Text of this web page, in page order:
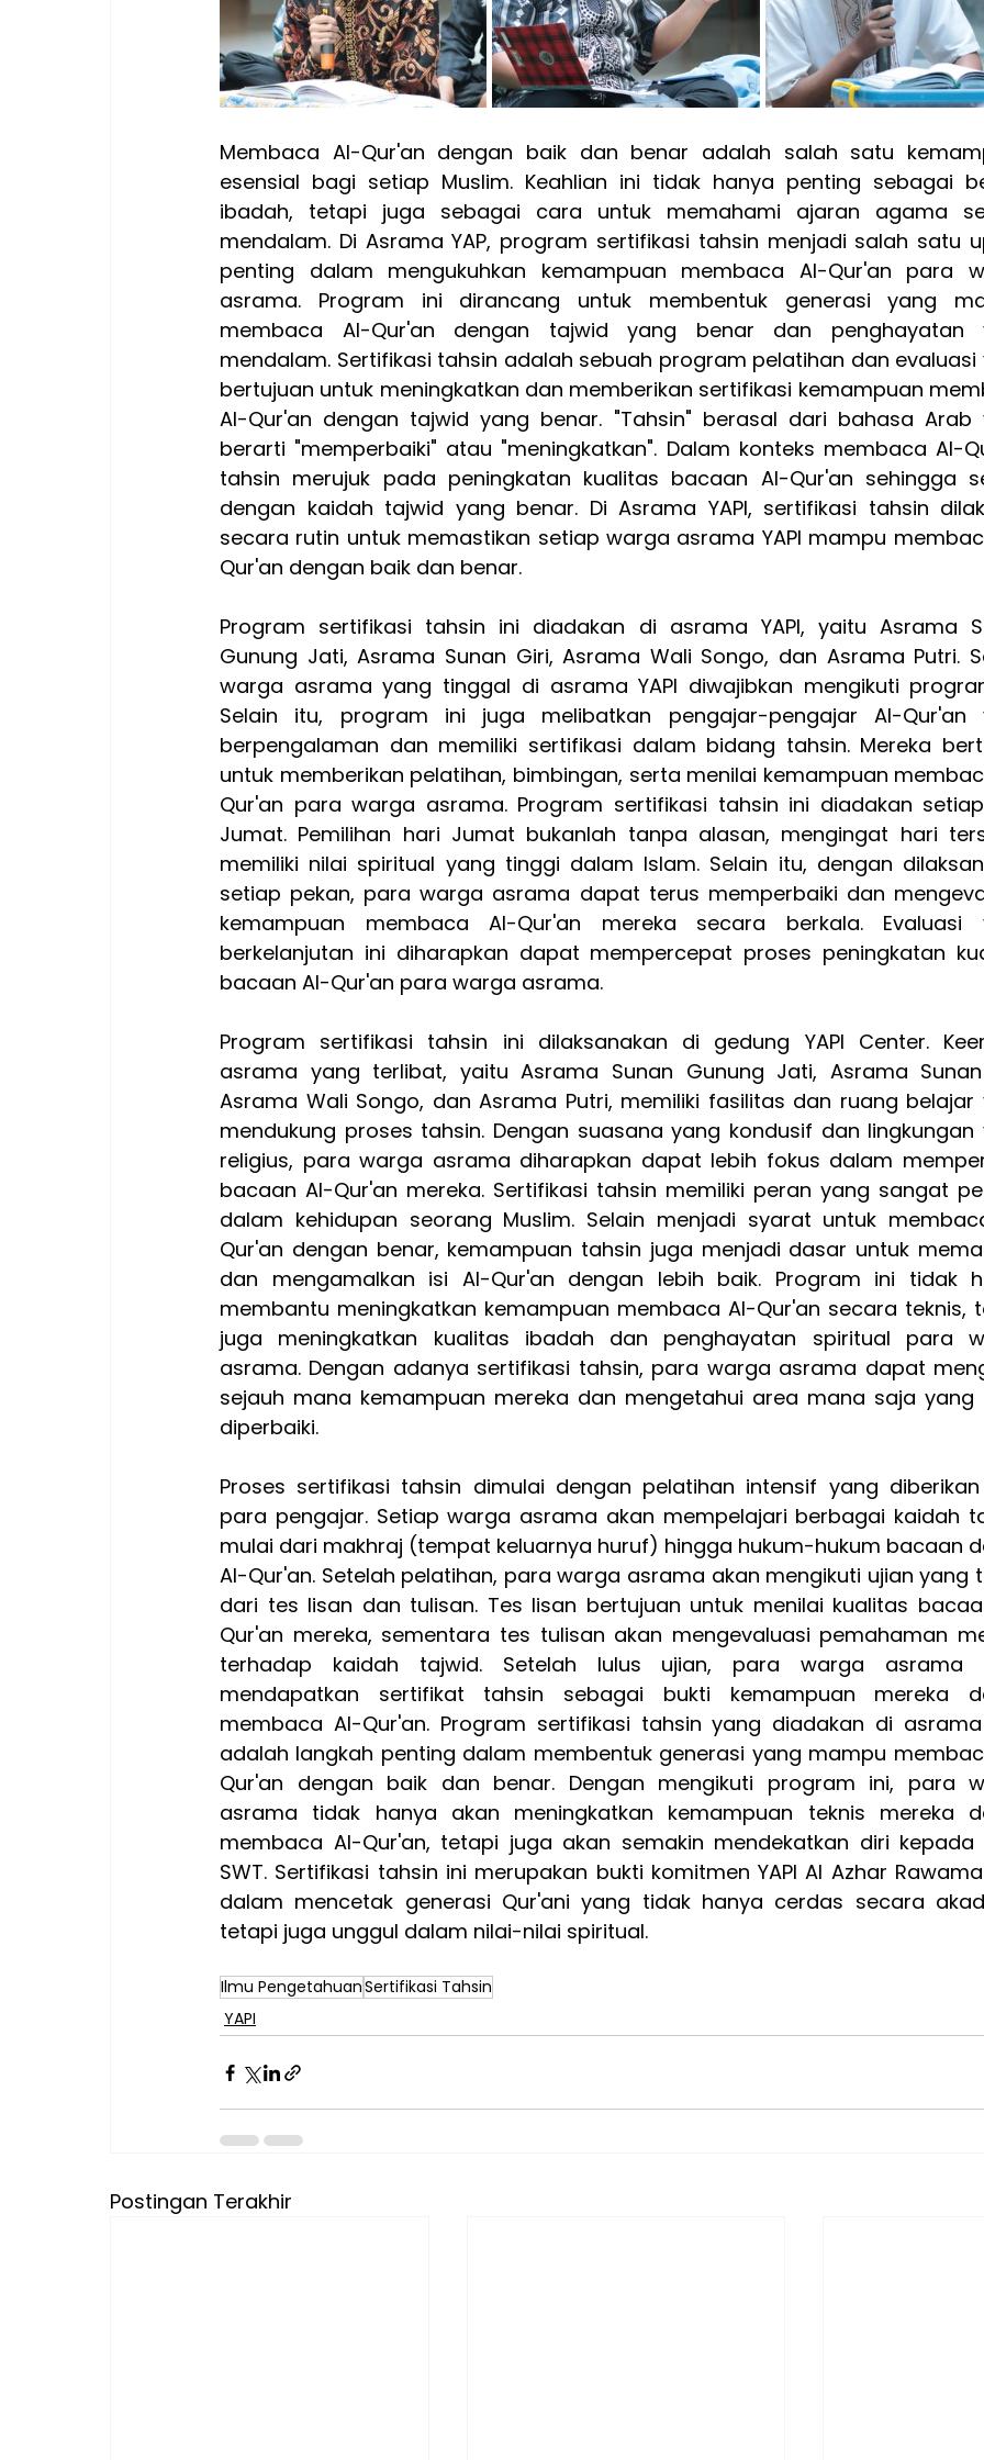
Membaca Al-Qur'an dengan baik dan benar adalah salah satu
esensial bagi setiap Muslim. Keahlian ini tidak hanya penting sebagai
ibadah, tetapi juga sebagai cara untuk memahami ajaran agama
mendalam. Di Asrama YAP, program sertifikasi tahsin menjadi salah satu
penting dalam mengukuhkan kemampuan membaca Al-Qur'an para
asrama. Program ini dirancang untuk membentuk generasi yang
membaca Al-Qur'an dengan tajwid yang benar dan penghayatan
mendalam. Sertifikasi tahsin adalah sebuah program pelatihan dan evaluasi
bertujuan untuk meningkatkan dan memberikan sertifikasi kemampuan
Al-Qur'an dengan tajwid yang benar. "Tahsin" berasal dari bahasa Arab
berarti "memperbaiki" atau "meningkatkan". Dalam konteks membaca Al-
tahsin merujuk pada peningkatan kualitas bacaan Al-Qur'an sehingga
dengan kaidah tajwid yang benar. Di Asrama YAPI, sertifikasi tahsin
secara rutin untuk memastikan setiap warga asrama YAPI mampu
Qur'an dengan baik dan benar.
Program sertifikasi tahsin ini diadakan di asrama YAPI, yaitu Asrama
Gunung Jati, Asrama Sunan Giri, Asrama Wali Songo, dan Asrama Putri.
warga asrama yang tinggal di asrama YAPI diwajibkan mengikuti
Selain itu, program ini juga melibatkan pengajar-pengajar Al-Qur'an
berpengalaman dan memiliki sertifikasi dalam bidang tahsin. Mereka
untuk memberikan pelatihan, bimbingan, serta menilai kemampuan
Qur'an para warga asrama. Program sertifikasi tahsin ini diadakan
Jumat. Pemilihan hari Jumat bukanlah tanpa alasan, mengingat hari
memiliki nilai spiritual yang tinggi dalam Islam. Selain itu, dengan
setiap pekan, para warga asrama dapat terus memperbaiki dan
kemampuan membaca Al-Qur'an mereka secara berkala. Evaluasi
berkelanjutan ini diharapkan dapat mempercepat proses peningkatan
bacaan Al-Qur'an para warga asrama.
Program sertifikasi tahsin ini dilaksanakan di gedung YAPI Center.
asrama yang terlibat, yaitu Asrama Sunan Gunung Jati, Asrama
Asrama Wali Songo, dan Asrama Putri, memiliki fasilitas dan ruang belajar
mendukung proses tahsin. Dengan suasana yang kondusif dan lingkungan
religius, para warga asrama diharapkan dapat lebih fokus dalam
bacaan Al-Qur'an mereka. Sertifikasi tahsin memiliki peran yang sangat
dalam kehidupan seorang Muslim. Selain menjadi syarat untuk
Qur'an dengan benar, kemampuan tahsin juga menjadi dasar untuk
dan mengamalkan isi Al-Qur'an dengan lebih baik. Program ini tidak
membantu meningkatkan kemampuan membaca Al-Qur'an secara teknis,
juga meningkatkan kualitas ibadah dan penghayatan spiritual para
asrama. Dengan adanya sertifikasi tahsin, para warga asrama dapat
sejauh mana kemampuan mereka dan mengetahui area mana saja yang
diperbaiki.
Proses sertifikasi tahsin dimulai dengan pelatihan intensif yang
para pengajar. Setiap warga asrama akan mempelajari berbagai kaidah
mulai dari makhraj (tempat keluarnya huruf) hingga hukum-hukum bacaan
Al-Qur'an. Setelah pelatihan, para warga asrama akan mengikuti ujian yang
dari tes lisan dan tulisan. Tes lisan bertujuan untuk menilai kualitas
Qur'an mereka, sementara tes tulisan akan mengevaluasi pemahaman
terhadap kaidah tajwid. Setelah lulus ujian, para warga asrama
mendapatkan sertifikat tahsin sebagai bukti kemampuan mereka
membaca Al-Qur'an. Program sertifikasi tahsin yang diadakan di asrama
adalah langkah penting dalam membentuk generasi yang mampu
Qur'an dengan baik dan benar. Dengan mengikuti program ini, para
asrama tidak hanya akan meningkatkan kemampuan teknis mereka
membaca Al-Qur'an, tetapi juga akan semakin mendekatkan diri kepada
SWT. Sertifikasi tahsin ini merupakan bukti komitmen YAPI Al Azhar
dalam mencetak generasi Qur'ani yang tidak hanya cerdas secara
tetapi juga unggul dalam nilai-nilai spiritual.
Ilmu PengetahuanSertifikasi Tahsin
YAPI
Postingan Terakhir